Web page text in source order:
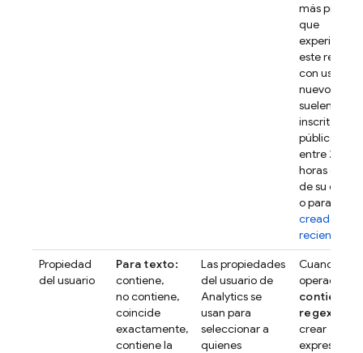
más
que
este retraso
con usuarios
nuevos, que
suelen estar
inscritos en
públicos
entre 24 y
horas
de su
o para
creados
Propiedad
del usuario
Para texto:
contiene,
no contiene,
coincide
exactamente,
contiene la
Las propiedades
del usuario de
Analyticsse
usan para
seleccionar a
quienes
Cuando
operador
contiene la
regex
crear
expresiones